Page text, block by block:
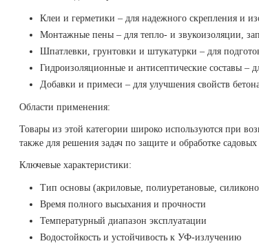
Клеи и герметики – для надежного скрепления и
Монтажные пены – для тепло- и звукоизоляции,
Шпатлевки, грунтовки и штукатурки – для
Гидроизоляционные и антисептические составы –
Добавки и примеси – для улучшения свойств
Области применения:
Товары из этой категории широко используются при
также для решения задач по защите и обработке садовых
Ключевые характеристики:
Тип основы (акриловые, полиуретановые,
Время полного высыхания и прочности
Температурный диапазон эксплуатации
Водостойкость и устойчивость к УФ-излучению